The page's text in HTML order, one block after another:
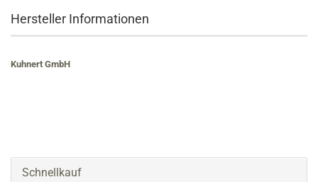
Hersteller Informationen
Kuhnert GmbH
Schnellkauf